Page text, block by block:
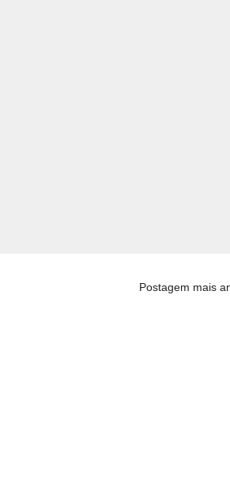
Postagem mais